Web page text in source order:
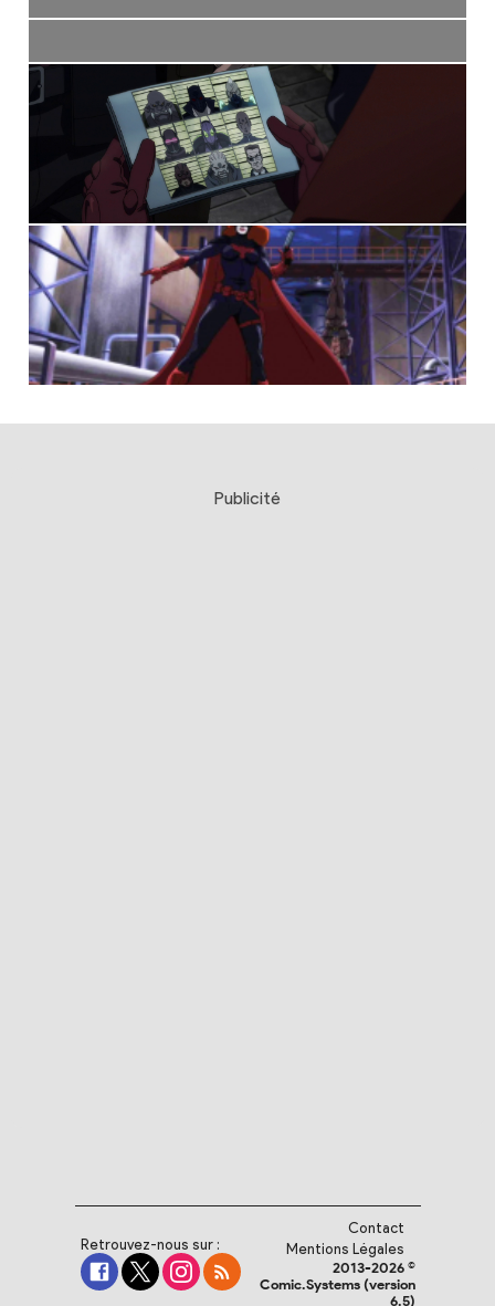
Publicité
Retrouvez-nous sur :
Contact
Mentions Légales
2013-2026 ©
Comic.Systems (version
6.5)